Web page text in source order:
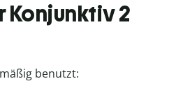
Konjunktiv 2
benutzt: